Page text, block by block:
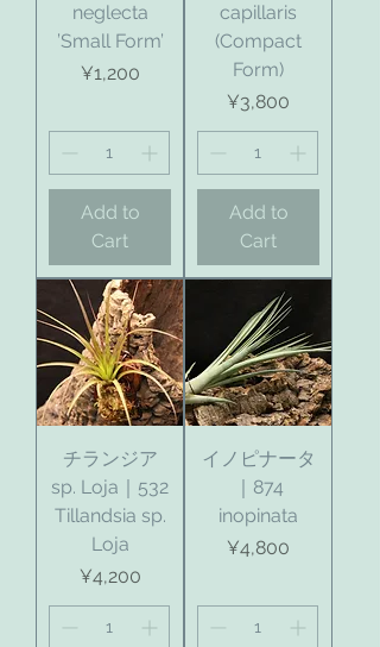
neglecta
’Small Form’
Price
¥1,200
Add to
Cart
capillaris
(Compact
Form)
Price
¥3,800
Add to
Cart
チランジア
sp. Loja｜532
Tillandsia sp.
Loja
Price
¥4,200
イノピナータ
｜874
inopinata
Price
¥4,800